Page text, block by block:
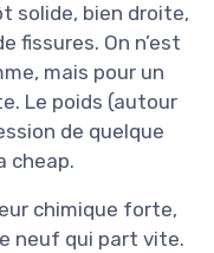
solide, bien droite,
fissures. On n’est
mais pour un
Le poids (autour
de quelque
cheap.
chimique forte,
neuf qui part vite.